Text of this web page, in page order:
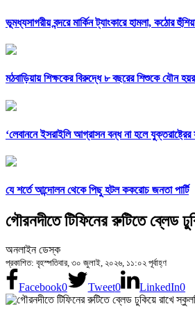
ভূমধ্যসাগরীয় বন্দরে মার্কিন ট্যাংকারে হামলা, কঠোর
মঠবাড়িয়ায় শিক্ষকের বিরুদ্ধে ৮ বছরের শিশুকে যৌন
‘লেবাননে ইসরাইলি আগ্রাসন বন্ধ না হলে যুক্তরাষ্ট্রের
যে শর্তে আন্দোলন থেকে পিছু হটল ককরোচ জনতা পার্টি
গৌরনদীতে টিফিনের রুটিতে ব্লেড
অনলাইন ডেস্ক
প্রকাশিত: বৃহস্পতিবার, ৩০ জুলাই, ২০২৬, ১১:০২ পূর্বাহ্ণ
Facebook0 Tweet0 LinkedIn0